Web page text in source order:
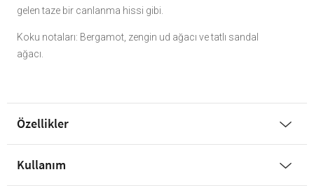
gelen taze bir canlanma hissi gibi.
Koku notaları: Bergamot, zengin ud ağacı ve tatlı sandal
ağacı.
Özellikler
Kullanım